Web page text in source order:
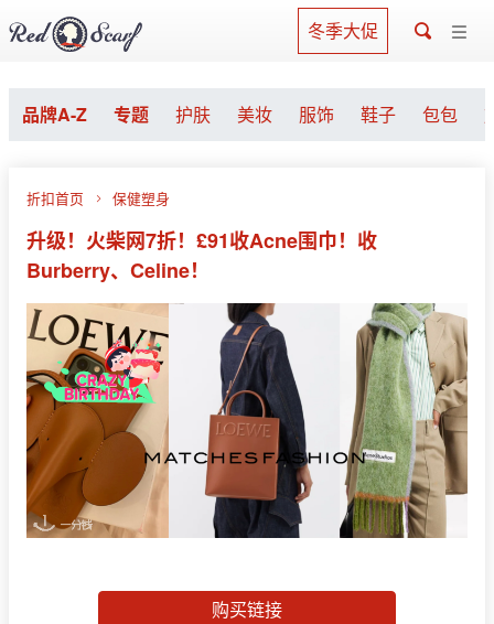
冬季大促
品牌A-Z 专题 护肤 美妆 服饰 鞋子 包包
折扣首页 保健塑身
升级！火柴网7折！£91收Acne围巾！收
Burberry、Celine！
购买链接